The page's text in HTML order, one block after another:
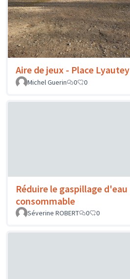
Aire de jeux - Place Lyautey
Michel Guerin
0 0
Réduire le gaspillage d'eau
consommable
Séverine ROBERT
0 0